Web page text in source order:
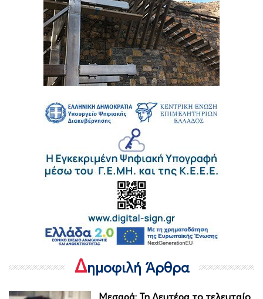
Δημοφιλή Άρθρα
Μεσαρά: Τη Δευτέρα το τελευταίο